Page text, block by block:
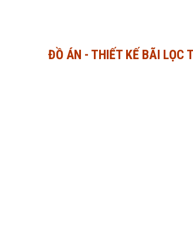
ĐỒ ÁN - THIẾT KẾ BÃI LỌC